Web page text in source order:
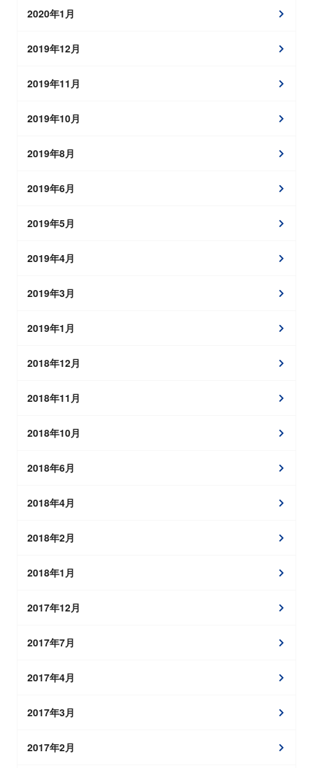
2020年1月
2019年12月
2019年11月
2019年10月
2019年8月
2019年6月
2019年5月
2019年4月
2019年3月
2019年1月
2018年12月
2018年11月
2018年10月
2018年6月
2018年4月
2018年2月
2018年1月
2017年12月
2017年7月
2017年4月
2017年3月
2017年2月